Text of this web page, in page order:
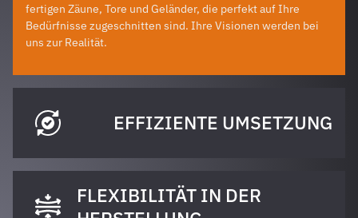
fertigen Zäune, Tore und Geländer, die perfekt auf Ihre
Bedürfnisse zugeschnitten sind. Ihre Visionen werden bei
uns zur Realität.
EFFIZIENTE UMSETZUNG
FLEXIBILITÄT IN DER